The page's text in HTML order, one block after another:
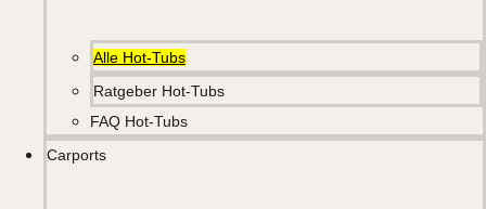
Alle Hot-Tubs
Ratgeber Hot-Tubs
FAQ Hot-Tubs
Carports